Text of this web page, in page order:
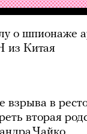
о шпионаже
из Китая
взрыва в
вторая